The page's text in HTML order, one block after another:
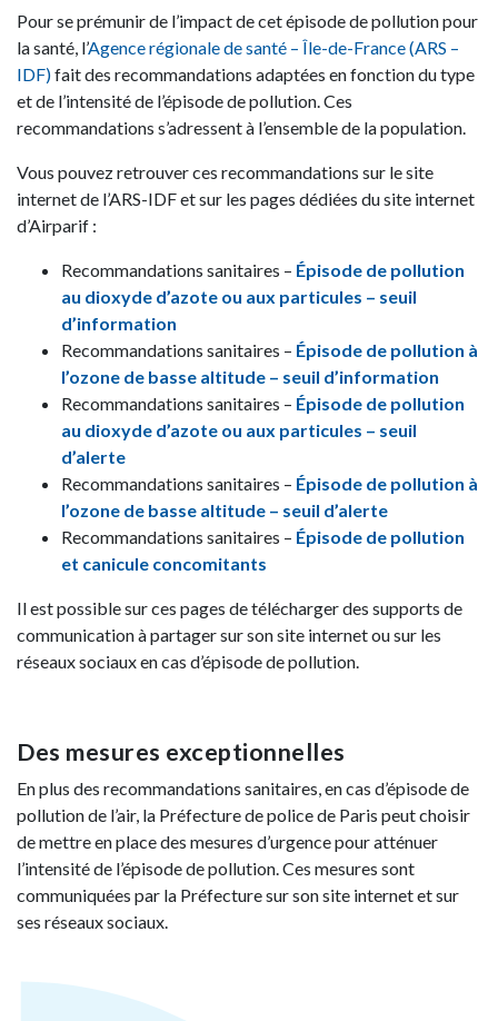
Pour se prémunir de l’impact de cet épisode de pollution pour
la santé, l’Agence régionale de santé – Île-de-France (ARS –
IDF)fait des recommandations adaptées en fonction du type
et de l’intensité de l’épisode de pollution. Ces
recommandations s’adressent à l’ensemble de la population.
Vous pouvez retrouver ces recommandations sur le site
internet de l’ARS-IDF et sur les pages dédiées du site internet
d’Airparif :
Recommandations sanitaires – Épisode de pollution
au dioxyde d’azote ou aux particules – seuil
d’information
Recommandations sanitaires – Épisode de pollution à
l’ozone de basse altitude – seuil d’information
Recommandations sanitaires – Épisode de pollution
au dioxyde d’azote ou aux particules – seuil
d’alerte
Recommandations sanitaires – Épisode de pollution à
l’ozone de basse altitude – seuil d’alerte
Recommandations sanitaires – Épisode de pollution
et canicule concomitants
Il est possible sur ces pages de télécharger des supports de
communication à partager sur son site internet ou sur les
réseaux sociaux en cas d’épisode de pollution.
Des mesures exceptionnelles
En plus des recommandations sanitaires, en cas d’épisode de
pollution de l’air, la Préfecture de police de Paris peut choisir
de mettre en place des mesures d’urgence pour atténuer
l’intensité de l’épisode de pollution. Ces mesures sont
communiquées par la Préfecture sur son site internet et sur
ses réseaux sociaux.